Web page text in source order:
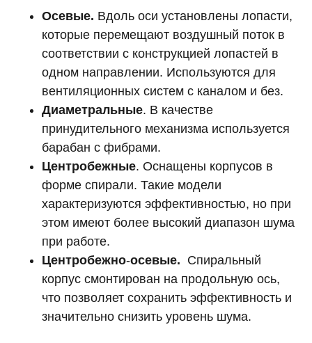
Осевые. Вдоль оси установлены лопасти,
которые перемещают воздушный поток в
соответствии с конструкцией лопастей в
одном направлении. Используются для
вентиляционных систем с каналом и без.
Диаметральные. В качестве
принудительного механизма используется
барабан с фибрами.
Центробежные. Оснащены корпусов в
форме спирали. Такие модели
характеризуются эффективностью, но при
этом имеют более высокий диапазон шума
при работе.
Центробежно-осевые. Спиральный
корпус смонтирован на продольную ось,
что позволяет сохранить эффективность и
значительно снизить уровень шума.